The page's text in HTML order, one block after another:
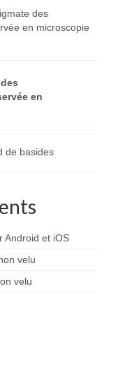
des
en microscopie
en
de basides
Android et iOS
velu
velu